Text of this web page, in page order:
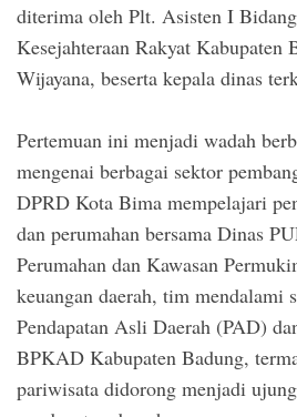
diterima oleh Plt. Asisten I
Kesejahteraan Rakyat Kabupaten
Wijayana, beserta kepala dinas
Pertemuan ini menjadi wadah
mengenai berbagai sektor
DPRD Kota Bima mempelajari
dan perumahan bersama Dinas
Perumahan dan Kawasan
keuangan daerah, tim mendalami
Pendapatan Asli Daerah (PAD)
BPKAD Kabupaten Badung,
pariwisata didorong menjadi